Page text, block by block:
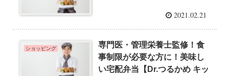
2021.02.21
ショッピング
専門医・管理栄養士監修！食
事制限が必要な方に！美味し
い宅配弁当【Dr.つるかめ キッ